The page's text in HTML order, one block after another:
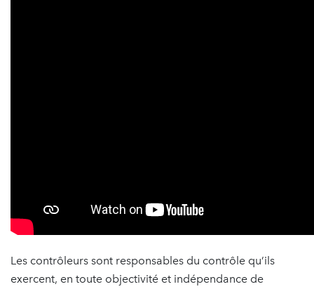
Les contrôleurs sont responsables du contrôle qu’ils
exercent, en toute objectivité et indépendance de